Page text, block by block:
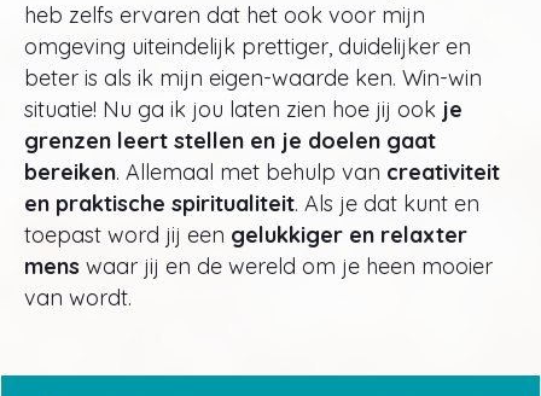
heb zelfs ervaren dat het ook voor mijn
omgeving uiteindelijk prettiger, duidelijker en
beter is als ik mijn eigen-waarde ken. Win-win
situatie! Nu ga ik jou laten zien hoe jij ook je
grenzen leert stellen en je doelen gaat
bereiken. Allemaal met behulp van creativiteit
en praktische spiritualiteit. Als je dat kunt en
toepast word jij een gelukkiger en relaxter
mens waar jij en de wereld om je heen mooier
van wordt.